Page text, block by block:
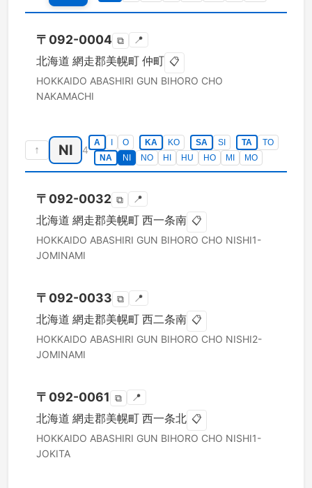
〒 092-0004 ⧉ 📍
北海道 網走郡美幌町 仲町 📋
HOKKAIDO ABASHIRI GUN BIHORO CHO
NAKAMACHI
↑ NI 4
A O KA KO SA SI TA
TO
NA
NI NO HI HU HO MI MO
〒 092-0032 ⧉ 📍
北海道 網走郡美幌町 西一条南 📋
HOKKAIDO ABASHIRI GUN BIHORO CHO NISHI1-
JOMINAMI
〒 092-0033 ⧉ 📍
北海道 網走郡美幌町 西二条南 📋
HOKKAIDO ABASHIRI GUN BIHORO CHO NISHI2-
JOMINAMI
〒 092-0061 ⧉ 📍
北海道 網走郡美幌町 西一条北 📋
HOKKAIDO ABASHIRI GUN BIHORO CHO NISHI1-
JOKITA